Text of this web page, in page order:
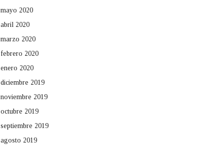
mayo 2020
abril 2020
marzo 2020
febrero 2020
enero 2020
diciembre 2019
noviembre 2019
octubre 2019
septiembre 2019
agosto 2019